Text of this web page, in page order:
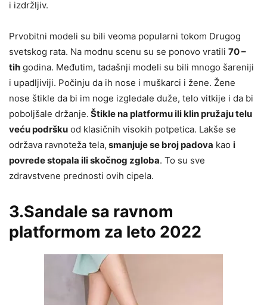
i izdržljiv.
Prvobitni modeli su bili veoma popularni tokom Drugog
svetskog rata. Na modnu scenu su se ponovo vratili 70 –
tih godina. Međutim, tadašnji modeli su bili mnogo šareniji
i upadljiviji. Počinju da ih nose i muškarci i žene. Žene
nose štikle da bi im noge izgledale duže, telo vitkije i da bi
poboljšale držanje. Štikle na platformu ili klin pružaju telu
veću podršku od klasičnih visokih potpetica. Lakše se
održava ravnoteža tela, smanjuje se broj padova kao i
povrede stopala ili skočnog zgloba. To su sve
zdravstvene prednosti ovih cipela.
3.Sandale sa ravnom
platformom za leto 2022